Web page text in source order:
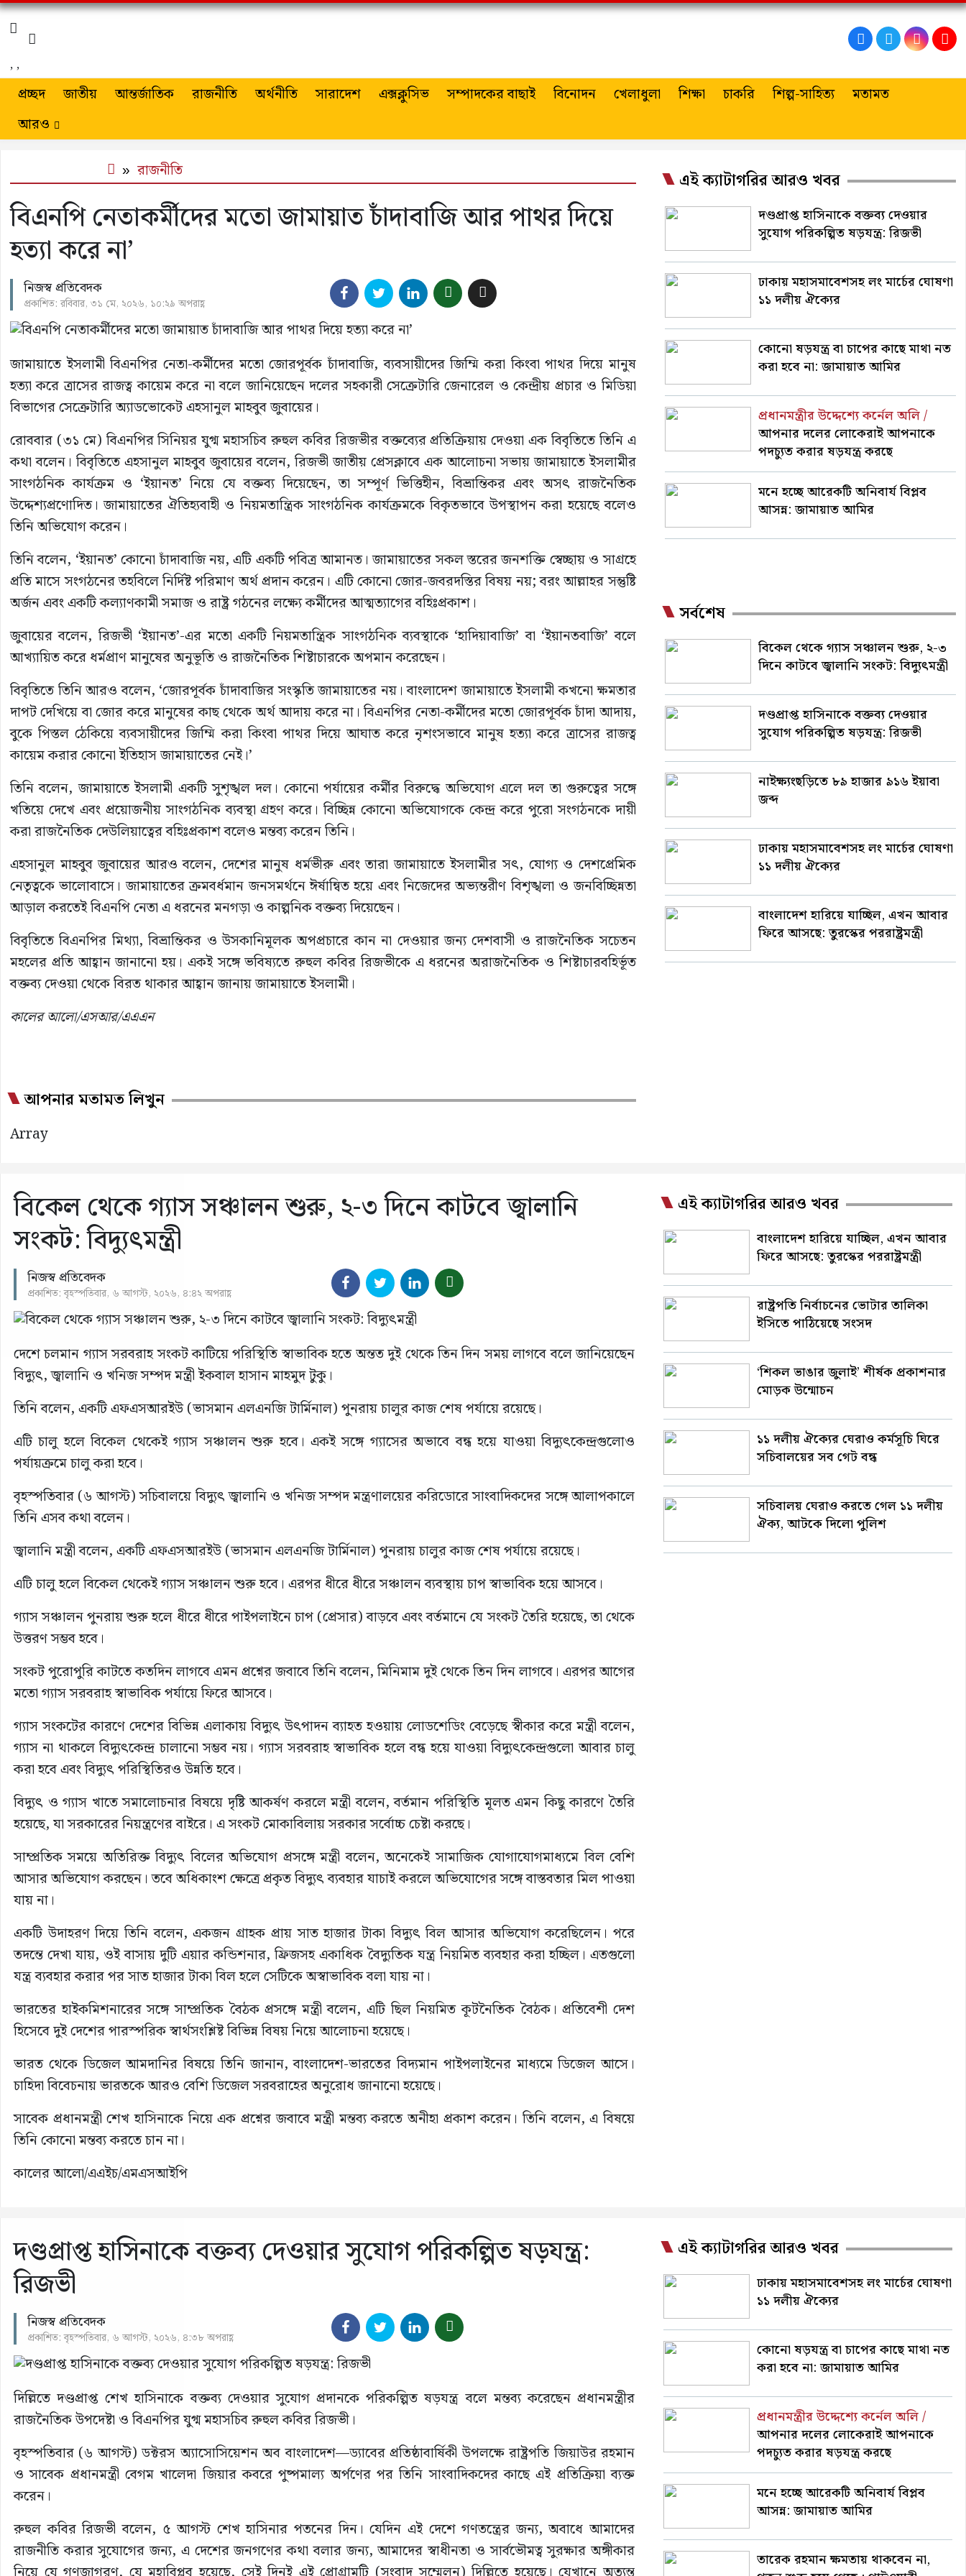
, ,
প্রচ্ছদ জাতীয় আন্তর্জাতিক রাজনীতি অর্থনীতি সারাদেশ এক্সক্লুসিভ সম্পাদকের বাছাই বিনোদন খেলাধুলা শিক্ষা চাকরি শিল্প-সাহিত্য
মতামত
আরও
রাজনীতি
বিএনপি নেতাকর্মীদের মতো জামায়াত চাঁদাবাজি আর পাথর দিয়ে
হত্যা করে না’
নিজস্ব প্রতিবেদক
প্রকাশিত: রবিবার, ৩১ মে, ২০২৬, ১০:২৯ অপরাহ্ণ
জামায়াতে ইসলামী বিএনপির নেতা-কর্মীদের মতো জোরপূর্বক চাঁদাবাজি, ব্যবসায়ীদের জিম্মি করা কিংবা পাথর দিয়ে মানুষ
হত্যা করে ত্রাসের রাজত্ব কায়েম করে না বলে জানিয়েছেন দলের সহকারী সেক্রেটারি জেনারেল ও কেন্দ্রীয় প্রচার ও মিডিয়া
বিভাগের সেক্রেটারি অ্যাডভোকেট এহসানুল মাহবুব জুবায়ের।
রোববার (৩১ মে) বিএনপির সিনিয়র যুগ্ম মহাসচিব রুহুল কবির রিজভীর বক্তব্যের প্রতিক্রিয়ায় দেওয়া এক বিবৃতিতে তিনি এ
কথা বলেন। বিবৃতিতে এহসানুল মাহবুব জুবায়ের বলেন, রিজভী জাতীয় প্রেসক্লাবে এক আলোচনা সভায় জামায়াতে ইসলামীর
সাংগঠনিক কার্যক্রম ও ‘ইয়ানত’ নিয়ে যে বক্তব্য দিয়েছেন, তা সম্পূর্ণ ভিত্তিহীন, বিভ্রান্তিকর এবং অসৎ রাজনৈতিক
উদ্দেশ্যপ্রণোদিত। জামায়াতের ঐতিহ্যবাহী ও নিয়মতান্ত্রিক সাংগঠনিক কার্যক্রমকে বিকৃতভাবে উপস্থাপন করা হয়েছে বলেও
তিনি অভিযোগ করেন।
তিনি বলেন, ‘ইয়ানত’ কোনো চাঁদাবাজি নয়, এটি একটি পবিত্র আমানত। জামায়াতের সকল স্তরের জনশক্তি স্বেচ্ছায় ও সাগ্রহে
প্রতি মাসে সংগঠনের তহবিলে নির্দিষ্ট পরিমাণ অর্থ প্রদান করেন। এটি কোনো জোর-জবরদস্তির বিষয় নয়; বরং আল্লাহর সন্তুষ্টি
অর্জন এবং একটি কল্যাণকামী সমাজ ও রাষ্ট্র গঠনের লক্ষ্যে কর্মীদের আত্মত্যাগের বহিঃপ্রকাশ।
জুবায়ের বলেন, রিজভী ‘ইয়ানত’-এর মতো একটি নিয়মতান্ত্রিক সাংগঠনিক ব্যবস্থাকে ‘হাদিয়াবাজি’ বা ‘ইয়ানতবাজি’ বলে
আখ্যায়িত করে ধর্মপ্রাণ মানুষের অনুভূতি ও রাজনৈতিক শিষ্টাচারকে অপমান করেছেন।
বিবৃতিতে তিনি আরও বলেন, ‘জোরপূর্বক চাঁদাবাজির সংস্কৃতি জামায়াতের নয়। বাংলাদেশ জামায়াতে ইসলামী কখনো ক্ষমতার
দাপট দেখিয়ে বা জোর করে মানুষের কাছ থেকে অর্থ আদায় করে না। বিএনপির নেতা-কর্মীদের মতো জোরপূর্বক চাঁদা আদায়,
বুকে পিস্তল ঠেকিয়ে ব্যবসায়ীদের জিম্মি করা কিংবা পাথর দিয়ে আঘাত করে নৃশংসভাবে মানুষ হত্যা করে ত্রাসের রাজত্ব
কায়েম করার কোনো ইতিহাস জামায়াতের নেই।’
তিনি বলেন, জামায়াতে ইসলামী একটি সুশৃঙ্খল দল। কোনো পর্যায়ের কর্মীর বিরুদ্ধে অভিযোগ এলে দল তা গুরুত্বের সঙ্গে
খতিয়ে দেখে এবং প্রয়োজনীয় সাংগঠনিক ব্যবস্থা গ্রহণ করে। বিচ্ছিন্ন কোনো অভিযোগকে কেন্দ্র করে পুরো সংগঠনকে দায়ী
করা রাজনৈতিক দেউলিয়াত্বের বহিঃপ্রকাশ বলেও মন্তব্য করেন তিনি।
এহসানুল মাহবুব জুবায়ের আরও বলেন, দেশের মানুষ ধর্মভীরু এবং তারা জামায়াতে ইসলামীর সৎ, যোগ্য ও দেশপ্রেমিক
নেতৃত্বকে ভালোবাসে। জামায়াতের ক্রমবর্ধমান জনসমর্থনে ঈর্ষান্বিত হয়ে এবং নিজেদের অভ্যন্তরীণ বিশৃঙ্খলা ও জনবিচ্ছিন্নতা
আড়াল করতেই বিএনপি নেতা এ ধরনের মনগড়া ও কাল্পনিক বক্তব্য দিয়েছেন।
বিবৃতিতে বিএনপির মিথ্যা, বিভ্রান্তিকর ও উসকানিমূলক অপপ্রচারে কান না দেওয়ার জন্য দেশবাসী ও রাজনৈতিক সচেতন
মহলের প্রতি আহ্বান জানানো হয়। একই সঙ্গে ভবিষ্যতে রুহুল কবির রিজভীকে এ ধরনের অরাজনৈতিক ও শিষ্টাচারবহির্ভূত
বক্তব্য দেওয়া থেকে বিরত থাকার আহ্বান জানায় জামায়াতে ইসলামী।
কালের আলো/এসআর/এএএন
আপনার মতামত লিখুন
Array
এই ক্যাটাগরির আরও খবর
দণ্ডপ্রাপ্ত হাসিনাকে বক্তব্য দেওয়ার
সুযোগ পরিকল্পিত ষড়যন্ত্র: রিজভী
ঢাকায় মহাসমাবেশসহ লং মার্চের ঘোষণা
১১ দলীয় ঐক্যের
কোনো ষড়যন্ত্র বা চাপের কাছে মাথা নত
করা হবে না: জামায়াত আমির
প্রধানমন্ত্রীর উদ্দেশ্যে কর্নেল অলি /
আপনার দলের লোকেরাই আপনাকে
পদচ্যুত করার ষড়যন্ত্র করছে
মনে হচ্ছে আরেকটি অনিবার্য বিপ্লব
আসন্ন: জামায়াত আমির
সর্বশেষ
বিকেল থেকে গ্যাস সঞ্চালন শুরু, ২-৩
দিনে কাটবে জ্বালানি সংকট: বিদ্যুৎমন্ত্রী
দণ্ডপ্রাপ্ত হাসিনাকে বক্তব্য দেওয়ার
সুযোগ পরিকল্পিত ষড়যন্ত্র: রিজভী
নাইক্ষ্যংছড়িতে ৮৯ হাজার ৯১৬ ইয়াবা
জব্দ
ঢাকায় মহাসমাবেশসহ লং মার্চের ঘোষণা
১১ দলীয় ঐক্যের
বাংলাদেশ হারিয়ে যাচ্ছিল, এখন আবার
ফিরে আসছে: তুরস্কের পররাষ্ট্রমন্ত্রী
বিকেল থেকে গ্যাস সঞ্চালন শুরু, ২-৩ দিনে কাটবে জ্বালানি
সংকট: বিদ্যুৎমন্ত্রী
নিজস্ব প্রতিবেদক
প্রকাশিত: বৃহস্পতিবার, ৬ আগস্ট, ২০২৬, ৪:৪২ অপরাহ্ণ
দেশে চলমান গ্যাস সরবরাহ সংকট কাটিয়ে পরিস্থিতি স্বাভাবিক হতে অন্তত দুই থেকে তিন দিন সময় লাগবে বলে জানিয়েছেন
বিদ্যুৎ, জ্বালানি ও খনিজ সম্পদ মন্ত্রী ইকবাল হাসান মাহমুদ টুকু।
তিনি বলেন, একটি এফএসআরইউ (ভাসমান এলএনজি টার্মিনাল) পুনরায় চালুর কাজ শেষ পর্যায়ে রয়েছে।
এটি চালু হলে বিকেল থেকেই গ্যাস সঞ্চালন শুরু হবে। একই সঙ্গে গ্যাসের অভাবে বন্ধ হয়ে যাওয়া বিদ্যুৎকেন্দ্রগুলোও
পর্যায়ক্রমে চালু করা হবে।
বৃহস্পতিবার (৬ আগস্ট) সচিবালয়ে বিদ্যুৎ জ্বালানি ও খনিজ সম্পদ মন্ত্রণালয়ের করিডোরে সাংবাদিকদের সঙ্গে আলাপকালে
তিনি এসব কথা বলেন।
জ্বালানি মন্ত্রী বলেন, একটি এফএসআরইউ (ভাসমান এলএনজি টার্মিনাল) পুনরায় চালুর কাজ শেষ পর্যায়ে রয়েছে।
এটি চালু হলে বিকেল থেকেই গ্যাস সঞ্চালন শুরু হবে। এরপর ধীরে ধীরে সঞ্চালন ব্যবস্থায় চাপ স্বাভাবিক হয়ে আসবে।
গ্যাস সঞ্চালন পুনরায় শুরু হলে ধীরে ধীরে পাইপলাইনে চাপ (প্রেসার) বাড়বে এবং বর্তমানে যে সংকট তৈরি হয়েছে, তা থেকে
উত্তরণ সম্ভব হবে।
সংকট পুরোপুরি কাটতে কতদিন লাগবে এমন প্রশ্নের জবাবে তিনি বলেন, মিনিমাম দুই থেকে তিন দিন লাগবে। এরপর আগের
মতো গ্যাস সরবরাহ স্বাভাবিক পর্যায়ে ফিরে আসবে।
গ্যাস সংকটের কারণে দেশের বিভিন্ন এলাকায় বিদ্যুৎ উৎপাদন ব্যাহত হওয়ায় লোডশেডিং বেড়েছে স্বীকার করে মন্ত্রী বলেন,
গ্যাস না থাকলে বিদ্যুৎকেন্দ্র চালানো সম্ভব নয়। গ্যাস সরবরাহ স্বাভাবিক হলে বন্ধ হয়ে যাওয়া বিদ্যুৎকেন্দ্রগুলো আবার চালু
করা হবে এবং বিদ্যুৎ পরিস্থিতিরও উন্নতি হবে।
বিদ্যুৎ ও গ্যাস খাতে সমালোচনার বিষয়ে দৃষ্টি আকর্ষণ করলে মন্ত্রী বলেন, বর্তমান পরিস্থিতি মূলত এমন কিছু কারণে তৈরি
হয়েছে, যা সরকারের নিয়ন্ত্রণের বাইরে। এ সংকট মোকাবিলায় সরকার সর্বোচ্চ চেষ্টা করছে।
সাম্প্রতিক সময়ে অতিরিক্ত বিদ্যুৎ বিলের অভিযোগ প্রসঙ্গে মন্ত্রী বলেন, অনেকেই সামাজিক যোগাযোগমাধ্যমে বিল বেশি
আসার অভিযোগ করছেন। তবে অধিকাংশ ক্ষেত্রে প্রকৃত বিদ্যুৎ ব্যবহার যাচাই করলে অভিযোগের সঙ্গে বাস্তবতার মিল পাওয়া
যায় না।
একটি উদাহরণ দিয়ে তিনি বলেন, একজন গ্রাহক প্রায় সাত হাজার টাকা বিদ্যুৎ বিল আসার অভিযোগ করেছিলেন। পরে
তদন্তে দেখা যায়, ওই বাসায় দুটি এয়ার কন্ডিশনার, ফ্রিজসহ একাধিক বৈদ্যুতিক যন্ত্র নিয়মিত ব্যবহার করা হচ্ছিল। এতগুলো
যন্ত্র ব্যবহার করার পর সাত হাজার টাকা বিল হলে সেটিকে অস্বাভাবিক বলা যায় না।
ভারতের হাইকমিশনারের সঙ্গে সাম্প্রতিক বৈঠক প্রসঙ্গে মন্ত্রী বলেন, এটি ছিল নিয়মিত কূটনৈতিক বৈঠক। প্রতিবেশী দেশ
হিসেবে দুই দেশের পারস্পরিক স্বার্থসংশ্লিষ্ট বিভিন্ন বিষয় নিয়ে আলোচনা হয়েছে।
ভারত থেকে ডিজেল আমদানির বিষয়ে তিনি জানান, বাংলাদেশ-ভারতের বিদ্যমান পাইপলাইনের মাধ্যমে ডিজেল আসে।
চাহিদা বিবেচনায় ভারতকে আরও বেশি ডিজেল সরবরাহের অনুরোধ জানানো হয়েছে।
সাবেক প্রধানমন্ত্রী শেখ হাসিনাকে নিয়ে এক প্রশ্নের জবাবে মন্ত্রী মন্তব্য করতে অনীহা প্রকাশ করেন। তিনি বলেন, এ বিষয়ে
তিনি কোনো মন্তব্য করতে চান না।
কালের আলো/এএইচ/এমএসআইপি
এই ক্যাটাগরির আরও খবর
বাংলাদেশ হারিয়ে যাচ্ছিল, এখন আবার
ফিরে আসছে: তুরস্কের পররাষ্ট্রমন্ত্রী
রাষ্ট্রপতি নির্বাচনের ভোটার তালিকা
ইসিতে পাঠিয়েছে সংসদ
‘শিকল ভাঙার জুলাই’ শীর্ষক প্রকাশনার
মোড়ক উন্মোচন
১১ দলীয় ঐক্যের ঘেরাও কর্মসূচি ঘিরে
সচিবালয়ের সব গেট বন্ধ
সচিবালয় ঘেরাও করতে গেল ১১ দলীয়
ঐক্য, আটকে দিলো পুলিশ
দণ্ডপ্রাপ্ত হাসিনাকে বক্তব্য দেওয়ার সুযোগ পরিকল্পিত ষড়যন্ত্র:
রিজভী
নিজস্ব প্রতিবেদক
প্রকাশিত: বৃহস্পতিবার, ৬ আগস্ট, ২০২৬, ৪:৩৮ অপরাহ্ণ
দিল্লিতে দণ্ডপ্রাপ্ত শেখ হাসিনাকে বক্তব্য দেওয়ার সুযোগ প্রদানকে পরিকল্পিত ষড়যন্ত্র বলে মন্তব্য করেছেন প্রধানমন্ত্রীর
রাজনৈতিক উপদেষ্টা ও বিএনপির যুগ্ম মহাসচিব রুহুল কবির রিজভী।
বৃহস্পতিবার (৬ আগস্ট) ডক্টরস অ্যাসোসিয়েশন অব বাংলাদেশ—ড্যাবের প্রতিষ্ঠাবার্ষিকী উপলক্ষে রাষ্ট্রপতি জিয়াউর রহমান
ও সাবেক প্রধানমন্ত্রী বেগম খালেদা জিয়ার কবরে পুষ্পমাল্য অর্পণের পর তিনি সাংবাদিকদের কাছে এই প্রতিক্রিয়া ব্যক্ত
করেন।
রুহুল কবির রিজভী বলেন, ৫ আগস্ট শেখ হাসিনার পতনের দিন। যেদিন এই দেশে গণতন্ত্রের জন্য, অবাধে আমাদের
রাজনীতি করার সুযোগের জন্য, এ দেশের জনগণের কথা বলার জন্য, আমাদের স্বাধীনতা ও সার্বভৌমত্ব সুরক্ষার অঙ্গীকার
এই ক্যাটাগরির আরও খবর
ঢাকায় মহাসমাবেশসহ লং মার্চের ঘোষণা
১১ দলীয় ঐক্যের
কোনো ষড়যন্ত্র বা চাপের কাছে মাথা নত
করা হবে না: জামায়াত আমির
প্রধানমন্ত্রীর উদ্দেশ্যে কর্নেল অলি /
আপনার দলের লোকেরাই আপনাকে
পদচ্যুত করার ষড়যন্ত্র করছে
মনে হচ্ছে আরেকটি অনিবার্য বিপ্লব
আসন্ন: জামায়াত আমির
তারেক রহমান ক্ষমতায় থাকবেন না,